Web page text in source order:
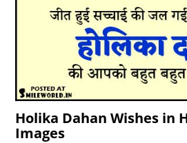
Holika Dahan Wishes in
Images